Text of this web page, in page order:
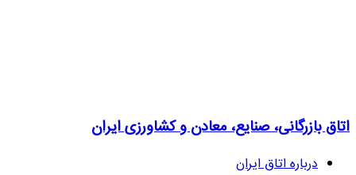
اتاق بازرگانی، صنایع، معادن و کشاورزی ایران
درباره اتاق ایران